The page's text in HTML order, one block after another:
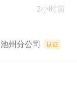
2小时前
州分公司 认证